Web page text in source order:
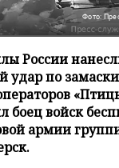
Фото:
России
удар по
боец войск
армии